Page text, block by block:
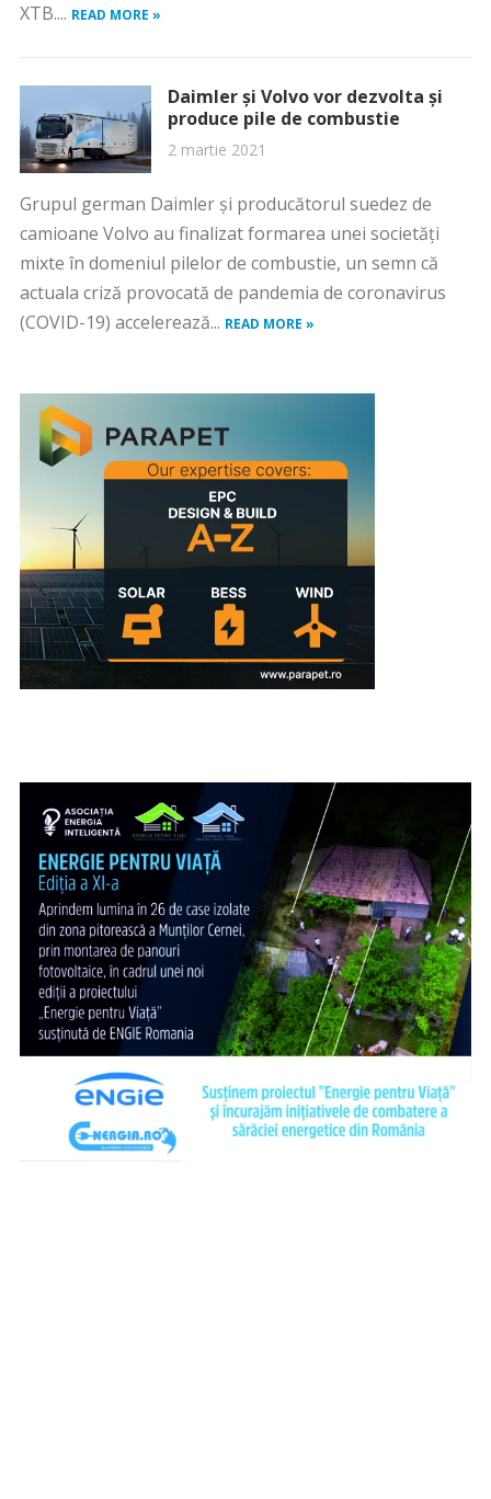
XTB.... READ MORE »
Daimler şi Volvo vor dezvolta şi
produce pile de combustie
2 martie 2021
Grupul german Daimler şi producătorul suedez de
camioane Volvo au finalizat formarea unei societăţi
mixte în domeniul pilelor de combustie, un semn că
actuala criză provocată de pandemia de coronavirus
(COVID-19) accelerează... READ MORE »